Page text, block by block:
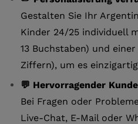
Gestalten Sie Ihr
Kinder 24/25 individuell
13 Buchstaben) und
Ziffern), um es
💬 Hervorragender
Bei Fragen oder
Live-Chat, E-Mail oder